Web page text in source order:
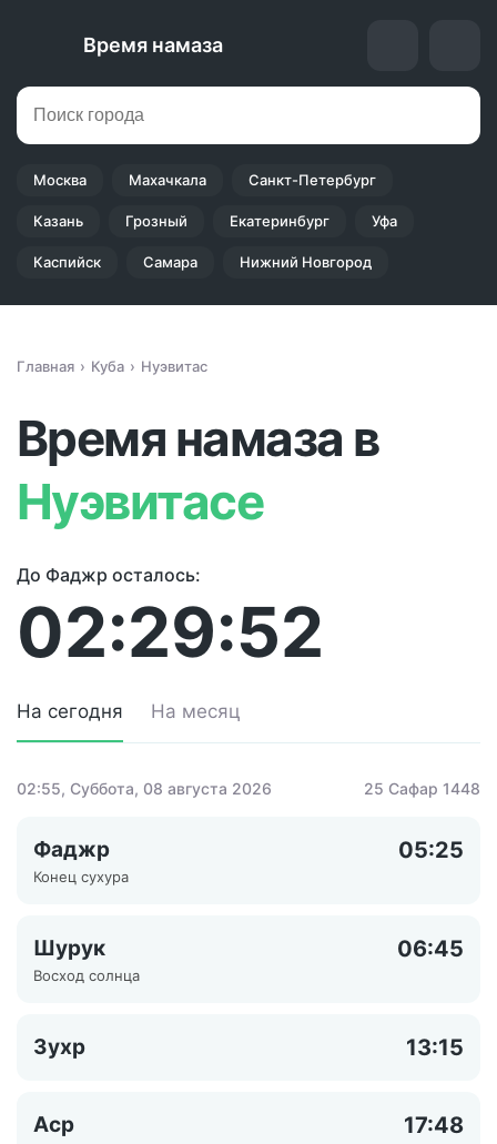
Время намаза
Москва Махачкала Санкт-Петербург
Казань Грозный Екатеринбург Уфа
Каспийск Самара Нижний Новгород
Главная Куба Нуэвитас
Время намаза в
Нуэвитасе
До Фаджр осталось:
02:29:52
На сегодня На месяц
02:55, Суббота, 08 августа 2026 25 Сафар 1448
Фаджр 05:25
Конец сухура
Шурук 06:45
Восход солнца
Зухр 13:15
Аср 17:48